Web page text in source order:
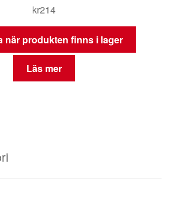
kr214
när produkten finns i lager
Läs mer